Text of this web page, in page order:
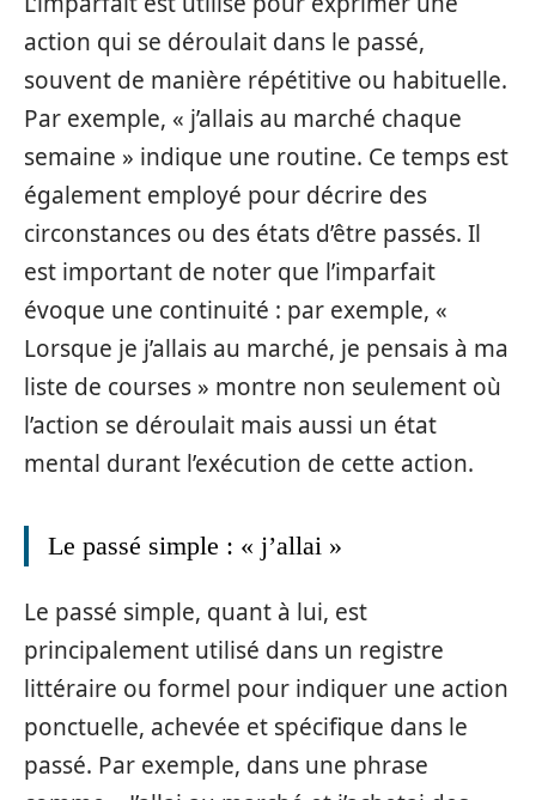
action qui se déroulait dans le passé,
souvent de manière répétitive ou habituelle.
Par exemple, « j’allais au marché chaque
semaine » indique une routine. Ce temps est
également employé pour décrire des
circonstances ou des états d’être passés. Il
est important de noter que l’imparfait
évoque une continuité : par exemple, «
Lorsque je j’allais au marché, je pensais à ma
liste de courses » montre non seulement où
l’action se déroulait mais aussi un état
mental durant l’exécution de cette action.
Le passé simple : « j’allai »
Le passé simple, quant à lui, est
principalement utilisé dans un registre
littéraire ou formel pour indiquer une action
ponctuelle, achevée et spécifique dans le
passé. Par exemple, dans une phrase